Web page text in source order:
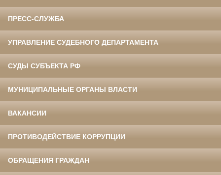
ПРЕСС-СЛУЖБА
УПРАВЛЕНИЕ СУДЕБНОГО ДЕПАРТАМЕНТА
СУДЫ СУБЪЕКТА РФ
МУНИЦИПАЛЬНЫЕ ОРГАНЫ ВЛАСТИ
ВАКАНСИИ
ПРОТИВОДЕЙСТВИЕ КОРРУПЦИИ
ОБРАЩЕНИЯ ГРАЖДАН